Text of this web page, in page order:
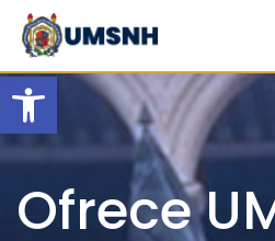
Open toolbar
Skip
content
Ofrece